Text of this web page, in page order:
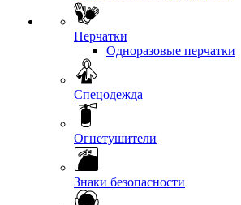
Перчатки
Одноразовые перчатки
Спецодежда
Огнетушители
Знаки безопасности